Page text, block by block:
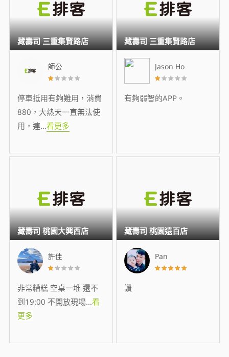
師公
停車抵用有夠難用，消費
880，大熱天一直無法使
用，連...看更多
藏壽司 三重集賢路店
Jason Ho
有夠弱智的APP。
藏壽司 三重集賢路店
許佳
非常糟糕 空桌一堆 還不
到19:00 不開放現場...看
更多
藏壽司 桃園大興西店
Pan
讚
藏壽司 桃園遠百店